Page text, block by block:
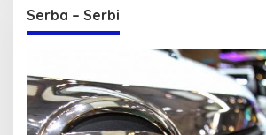
Serba – Serbi